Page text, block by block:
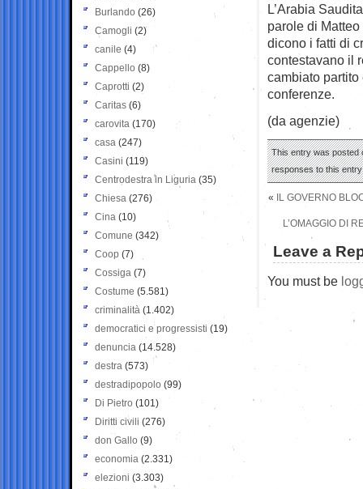
L’Arabia
parole di
dicono i fatti di
contestavano il
cambiato
conferenze.
(da agenzie)
This entry was posted
responses to this
« IL GOVERNO
L’OMAGGIO DI
Leave a
You must be
Burlando (26)
Camogli (2)
canile (4)
Cappello (8)
Caprotti (2)
Caritas (6)
carovita (170)
casa (247)
Casini (119)
Centrodestra in Liguria (35)
Chiesa (276)
Cina (10)
Comune (342)
Coop (7)
Cossiga (7)
Costume (5.581)
criminalità (1.402)
democratici e progressisti (19)
denuncia (14.528)
destra (573)
destradipopolo (99)
Di Pietro (101)
Diritti civili (276)
don Gallo (9)
economia (2.331)
elezioni (3.303)